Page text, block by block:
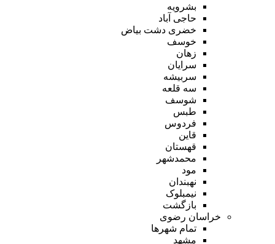
بشرویه
حاجی آباد
خضری دشت بیاض
خوسف
زهان
سرایان
سربیشه
سه قلعه
شوسف
طبس
فردوس
قاین
قهستان
محمدشهر
مود
نهبندان
نیمبلوک
بازگشت
خراسان رضوی
تمام شهر‌ها
مشهد